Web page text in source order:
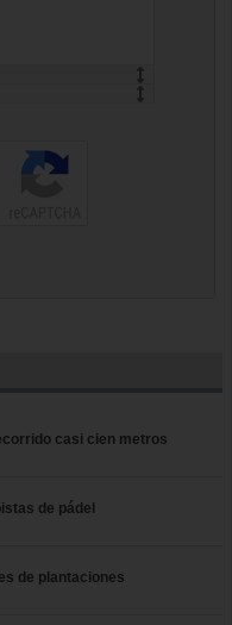
casi cien metros
de pádel
de plantaciones